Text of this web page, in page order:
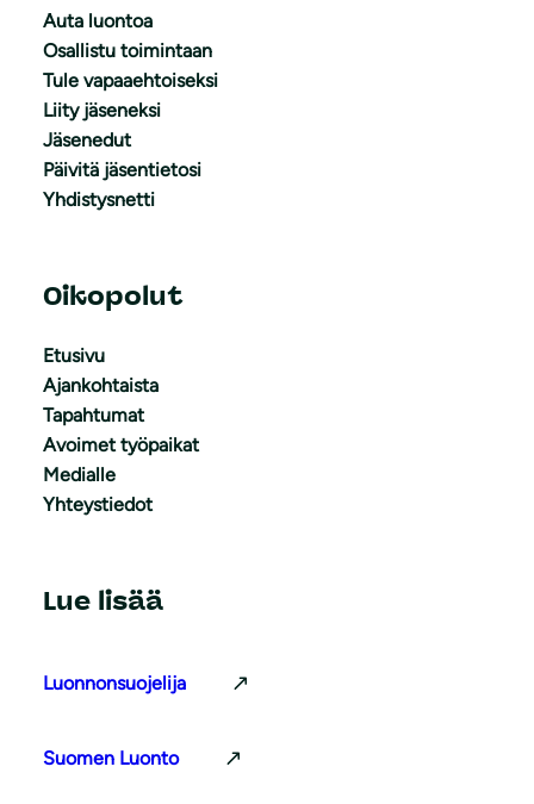
Auta luontoa
Osallistu toimintaan
Tule vapaaehtoiseksi
Liity jäseneksi
Jäsenedut
Päivitä jäsentietosi
Yhdistysnetti
Oikopolut
Etusivu
Ajankohtaista
Tapahtumat
Avoimet työpaikat
Medialle
Yhteystiedot
Lue lisää
Luonnonsuojelija
Suomen Luonto